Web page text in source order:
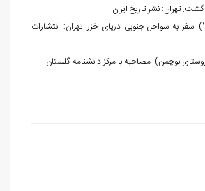
تهران: نشر تاریخ ایران
ملکونف. گریگوری(1364). سفر به سواحل جنوبی دریای خزر. تهران: انتشارات
نوچمن). مصاحبه با مرکز دانشنامه گلستان.